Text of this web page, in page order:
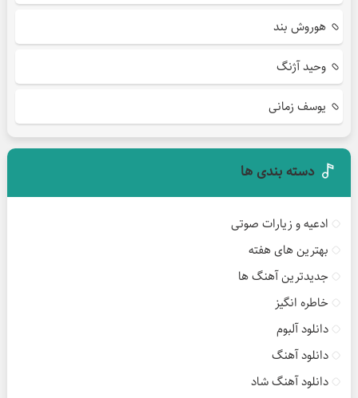
هوروش بند
وحید آژنگ
یوسف زمانی
دسته بندی ها
ادعیه و زیارات صوتی
بهترین های هفته
جدیدترین آهنگ ها
خاطره انگیز
دانلود آلبوم
دانلود آهنگ
دانلود آهنگ شاد